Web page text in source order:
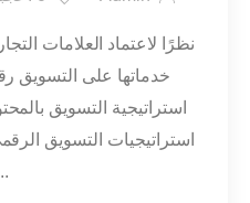
نظرًا لاعتماد العلامات
خدماتها على التسويق
استراتيجية التسويق
استراتيجيات التسويق